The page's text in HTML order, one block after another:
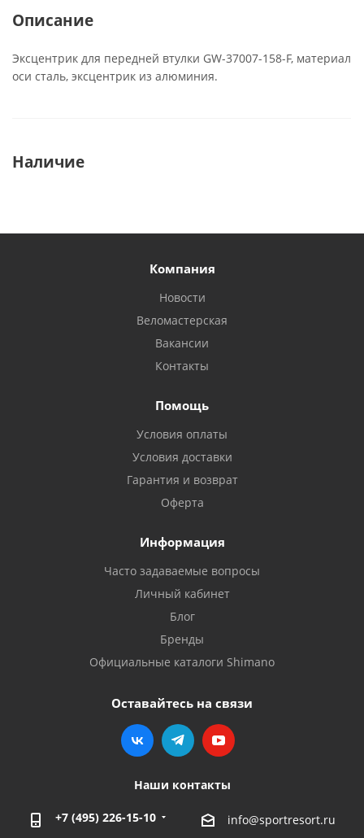
Описание
Эксцентрик для передней втулки GW-37007-158-F, материал
оси сталь, эксцентрик из алюминия.
Наличие
Компания
Новости
Веломастерская
Вакансии
Контакты
Помощь
Условия оплаты
Условия доставки
Гарантия и возврат
Оферта
Информация
Часто задаваемые вопросы
Личный кабинет
Блог
Бренды
Официальные каталоги Shimano
Оставайтесь на связи
Наши контакты
+7 (495) 226-15-10 info@sportresort.ru